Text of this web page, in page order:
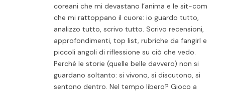
coreani che mi devastano l’anima e le sit-com
che mi rattoppano il cuore: io guardo tutto,
analizzo tutto, scrivo tutto. Scrivo recensioni,
approfondimenti, top list, rubriche da fangirl e
piccoli angoli di riflessione su ciò che vedo.
Perché le storie (quelle belle davvero) non si
guardano soltanto: si vivono, si discutono, si
sentono dentro. Nel tempo libero? Gioco a